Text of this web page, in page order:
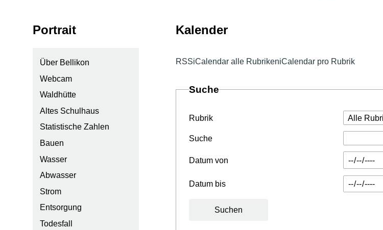
Subnavigation:
Portrait
Über Bellikon
Webcam
Waldhütte
Altes Schulhaus
Statistische Zahlen
Bauen
Wasser
Abwasser
Strom
Entsorgung
Todesfall
Kalender
RSSiCalendar alle RubrikeniCalendar pro Rubrik
Suche
Rubrik
Suche
Datum von
Datum bis
Suchen